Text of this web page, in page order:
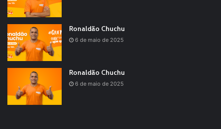
Ronaldão Chuchu
6 de maio de 2025
Ronaldão Chuchu
6 de maio de 2025